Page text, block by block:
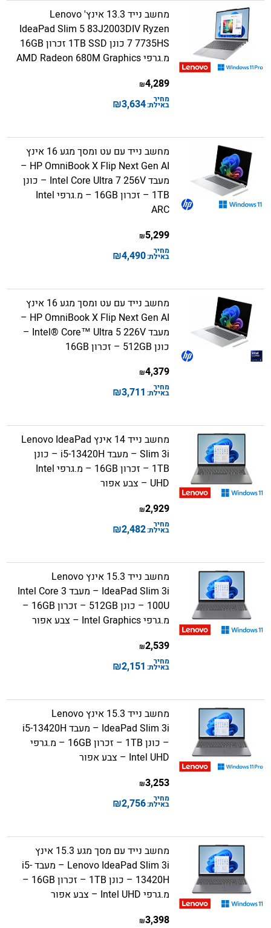
מחשב נייד 13.3 אינץ' Lenovo
IdeaPad Slim 5 83J2003DIV Ryzen
7 7735HS כונן 1TB SSD זכרון 16GB
מ.גרפי AMD Radeon 680M Graphics
4,289
₪
מחיר
באילת:3,634
₪
מחשב נייד עם עט ומסך מגע 16 אינץ
HP OmniBook X Flip Next Gen AI –
מעבד Intel Core Ultra 7 256V – כונן
1TB – זכרון 16GB – מ.גרפי Intel
ARC
5,299
₪
מחיר
באילת:4,490
₪
מחשב נייד עם עט ומסך מגע 16 אינץ
HP OmniBook X Flip Next Gen AI –
מעבד Intel® Core™ Ultra 5 226V –
כונן 512GB – זכרון 16GB
4,379
₪
מחיר
באילת: 3,711
₪
מחשב נייד 14 אינץ Lenovo IdeaPad
Slim 3i – מעבד i5-13420H – כונן
1TB – זכרון 16GB – מ.גרפי Intel
UHD – צבע אפור
2,929
₪
מחיר
באילת:2,482
₪
מחשב נייד 15.3 אינץ Lenovo
IdeaPad Slim 3i – מעבד Intel Core 3
100U – כונן 512GB – זכרון 16GB –
מ.גרפי Intel Graphics – צבע אפור
2,539
₪
מחיר
באילת: 2,151
₪
מחשב נייד 15.3 אינץ Lenovo
IdeaPad Slim 3i – מעבד i5-13420H
– כונן 1TB – זכרון 16GB – מ.גרפי
Intel UHD – צבע אפור
3,253
₪
מחיר
באילת:2,756
₪
מחשב נייד עם מסך מגע 15.3 אינץ
Lenovo IdeaPad Slim 3i – מעבד i5-
13420H – כונן 1TB – זכרון 16GB –
מ.גרפי Intel UHD – צבע אפור
3,398
₪